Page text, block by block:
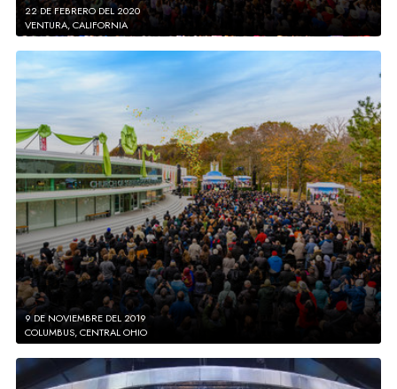
22 DE FEBRERO DEL 2020
VENTURA, CALIFORNIA
9 DE NOVIEMBRE DEL 2019
COLUMBUS, CENTRAL OHIO